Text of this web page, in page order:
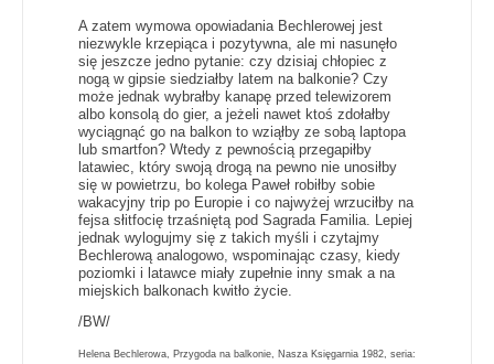
A zatem wymowa opowiadania Bechlerowej jest
niezwykle krzepiąca i pozytywna, ale mi nasunęło
się jeszcze jedno pytanie: czy dzisiaj chłopiec z
nogą w gipsie siedziałby latem na balkonie? Czy
może jednak wybrałby kanapę przed telewizorem
albo konsolą do gier, a jeżeli nawet ktoś zdołałby
wyciągnąć go na balkon to wziąłby ze sobą laptopa
lub smartfon? Wtedy z pewnością przegapiłby
latawiec, który swoją drogą na pewno nie unosiłby
się w powietrzu, bo kolega Paweł robiłby sobie
wakacyjny trip po Europie i co najwyżej wrzuciłby na
fejsa słitfocię trzaśniętą pod Sagrada Familia. Lepiej
jednak wylogujmy się z takich myśli i czytajmy
Bechlerową analogowo, wspominając czasy, kiedy
poziomki i latawce miały zupełnie inny smak a na
miejskich balkonach kwitło życie.
/BW/
Helena Bechlerowa, Przygoda na balkonie, Nasza Księgarnia 1982, seria: